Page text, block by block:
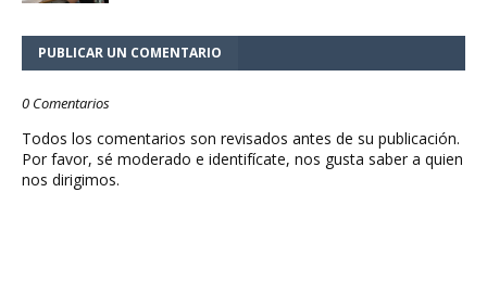
PUBLICAR UN COMENTARIO
0 Comentarios
Todos los comentarios son revisados antes de su publicación.
Por favor, sé moderado e identifícate, nos gusta saber a quien
nos dirigimos.